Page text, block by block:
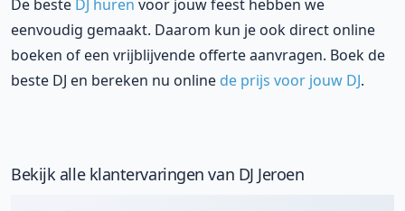
De beste DJ huren voor jouw feest hebben we
eenvoudig gemaakt. Daarom kun je ook direct online
boeken of een vrijblijvende offerte aanvragen. Boek de
beste DJ en bereken nu online de prijs voor jouw DJ.
Bekijk alle klantervaringen van DJ Jeroen